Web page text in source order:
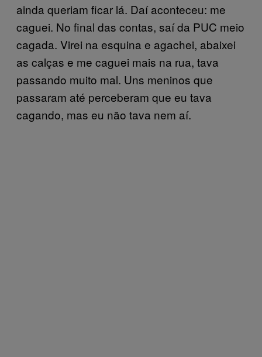
ainda queriam ficar lá. Daí aconteceu: me
caguei. No final das contas, saí da PUC meio
cagada. Virei na esquina e agachei, abaixei
as calças e me caguei mais na rua, tava
passando muito mal. Uns meninos que
passaram até perceberam que eu tava
cagando, mas eu não tava nem aí.